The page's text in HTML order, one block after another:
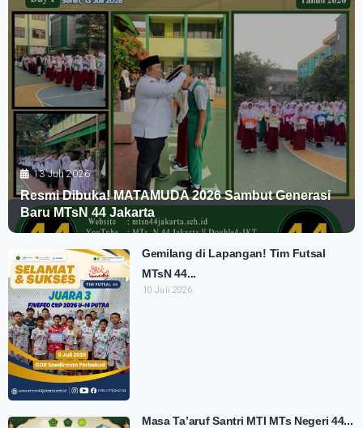
13 Juli 2026
Resmi Dibuka! MATAMUDA 2026 Sambut Generasi
Baru MTsN 44 Jakarta
Gemilang di Lapangan! Tim Futsal
MTsN 44...
10 Juli 2026
Masa Ta’aruf Santri MTI MTs Negeri 44...